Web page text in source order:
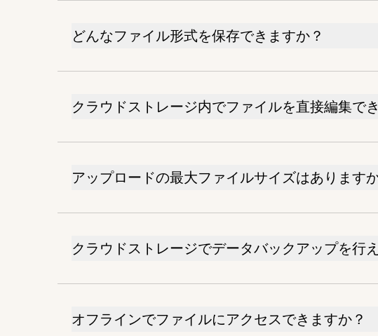
どんなファイル形式を保存できますか？
クラウドストレージ内でファイルを直接編集で
アップロードの最大ファイルサイズはあります
クラウドストレージでデータバックアップを行
オフラインでファイルにアクセスできますか？